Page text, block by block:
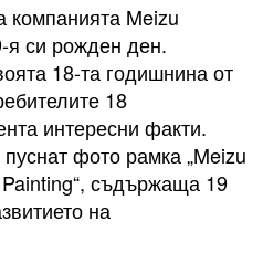
компанията Meizu
я си рожден ден.
18-та годишнина от
18
интересни факти.
фото рамка „Meizu
съдържаща 19
на